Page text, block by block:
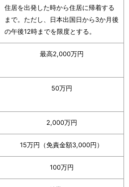
住居を出発した時から住居に帰着する
まで。ただし、日本出国日から3か月後
の午後12時までを限度とする。
最高2,000万円
50万円
2,000万円
15万円（免責金額3,000円）
100万円